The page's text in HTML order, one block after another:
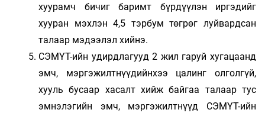
хуурамч бичиг баримт бүрдүүлэн иргэдийг
хууран мэхлэн 4,5 тэрбум төгрөг луйвардсан
талаар мэдээлэл хийнэ.
СЭМҮТ-ийн удирдлагууд 2 жил гаруй хугацаанд
эмч, мэргэжилтнүүдийнхээ цалинг олголгүй,
хууль бусаар хасалт хийж байгаа талаар тус
эмнэлэгийн эмч, мэргэжилтнүүд СЭМҮТ-ийн